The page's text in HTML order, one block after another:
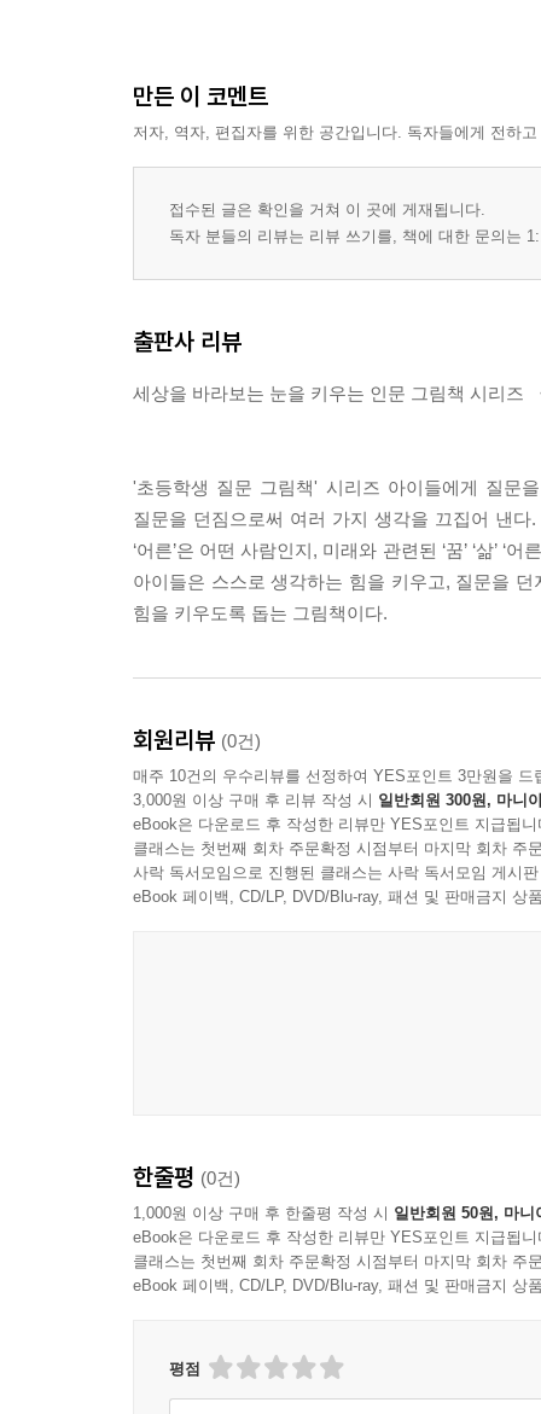
만든 이 코멘트
저자, 역자, 편집자를 위한 공간입니다. 독자들에게 전하
접수된 글은 확인을 거쳐 이 곳에 게재됩니다.
독자 분들의 리뷰는 리뷰 쓰기를, 책에 대한 문의는
출판사 리뷰
세상을 바라보는 눈을 키우는 인문 그림책 시리즈
'초등학생 질문 그림책' 시리즈 아이들에게 질문
질문을 던짐으로써 여러 가지 생각을 끄집어 낸다.
‘어른’은 어떤 사람인지, 미래와 관련된 ‘꿈’ ‘삶’
아이들은 스스로 생각하는 힘을 키우고, 질문을
힘을 키우도록 돕는 그림책이다.
회원리뷰 (0건)
매주 10건의 우수리뷰를 선정하여 YES포인트 3만원을 드
3,000원 이상 구매 후 리뷰 작성 시 일반회원 300원, 마니
eBook은 다운로드 후 작성한 리뷰만 YES포인트 지급됩니
클래스는 첫번째 회차 주문확정 시점부터 마지막 회차 주
사락 독서모임으로 진행된 클래스는 사락 독서모임 게시
eBook 페이백, CD/LP, DVD/Blu-ray, 패션 및 판매금지 상
한줄평 (0건)
1,000원 이상 구매 후 한줄평 작성 시 일반회원 50원, 마니
eBook은 다운로드 후 작성한 리뷰만 YES포인트 지급됩니
클래스는 첫번째 회차 주문확정 시점부터 마지막 회차 주
eBook 페이백, CD/LP, DVD/Blu-ray, 패션 및 판매금지 상
평점